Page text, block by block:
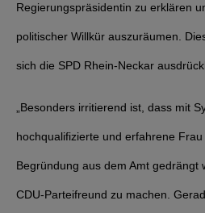
Regierungspräsidentin zu erklären
politischer Willkür auszuräumen.
sich die SPD Rhein-Neckar
„Besonders irritierend ist, dass mit
hochqualifizierte und erfahrene
Begründung aus dem Amt gedrängt
CDU-Parteifreund zu machen.